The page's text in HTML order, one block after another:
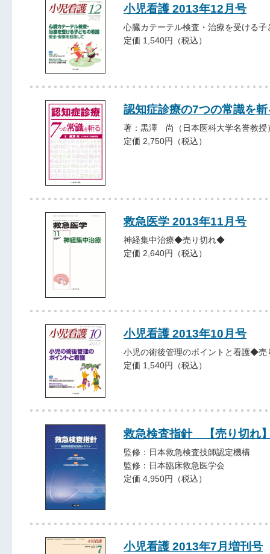
小児看護 2013年12月号
心臓カテーテル検査・治療を受ける
定価 1,540円（税込）
認知症診療の7つの常識を斬
著：黒澤 尚（日本医科大学名誉教授
定価 2,750円（税込）
救急医学 2013年11月号
神経集中治療◆売り切れ◆
定価 2,640円（税込）
小児看護 2013年10月号
小児の術後管理のポイントと看護◆
定価 1,540円（税込）
救急検査指針 【売り切れ
監修：日本救急検査技師認定機構
監修：日本臨床救急医学会
定価 4,950円（税込）
小児看護 2013年7月増刊号